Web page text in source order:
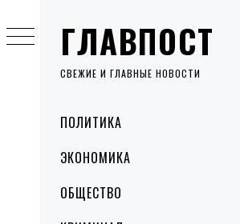
ГЛАВПОСТ
СВЕЖИЕ И ГЛАВНЫЕ НОВОСТИ
MenuПОЛИТИКА
ЭКОНОМИКА
ОБЩЕСТВО
to
content